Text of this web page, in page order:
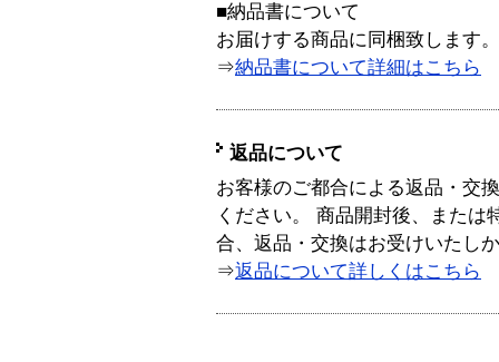
■納品書について
お届けする商品に同梱致します。
⇒納品書について詳細はこちら
返品について
お客様のご都合による返品・交
ください。 商品開封後、または
合、返品・交換はお受けいたし
⇒返品について詳しくはこちら